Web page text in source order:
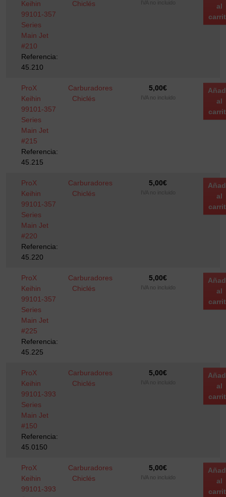
Keihin
99101-357
Series
Main Jet
#210
Referencia:
45.210
Chiclés IVA no incluido
al
ProX
Keihin
99101-357
Series
Main Jet
#215
Referencia:
45.215
Carburadores
Chiclés
5,00€
IVA no incluido
al
ProX
Keihin
99101-357
Series
Main Jet
#220
Referencia:
45.220
Carburadores
Chiclés
5,00€
IVA no incluido
al
ProX
Keihin
99101-357
Series
Main Jet
#225
Referencia:
45.225
Carburadores
Chiclés
5,00€
IVA no incluido
al
ProX
Keihin
99101-393
Series
Main Jet
#150
Referencia:
45.0150
Carburadores
Chiclés
5,00€
IVA no incluido
al
ProX
Keihin
99101-393
Carburadores
Chiclés
5,00€
IVA no incluido
al